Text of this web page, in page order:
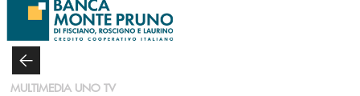
Salta al contenuto principale
MULTIMEDIA UNO TV